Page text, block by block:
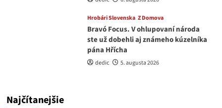
Hrobári Slovenska Z Domova
Bravó Focus. V ohlupovaní národa
ste už dobehli aj známeho kúzelníka
pána Hřícha
dedic 5. augusta 2026
Najčítanejšie